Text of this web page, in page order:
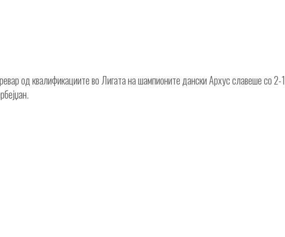
од квалификациите во Лигата на шампионите дански Архус славеше со 2-1